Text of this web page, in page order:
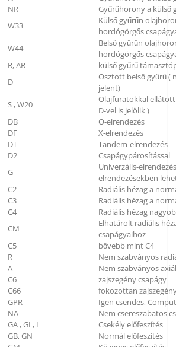
NR
Gyűrűhorony a külső
W33
Külső gyűrűn
hordógörgős
W44
Belső gyűrűn
hordógörgős
R, AR
külső gyűrű
D
Osztott belső gyűrű (
jelent)
S , W20
Olajfuratokkal
D-vel is jelölik )
DB
O-elrendezés
DF
X-elrendezés
DT
Tandem-elrendezés
D2
Csapágypárosítással
G
Univerzális-
elrendezésekben
C2
Radiális hézag a
C3
Radiális hézag a
C4
Radiális hézag
CM
Elhatárolt radiális
csapágyaihoz
C5
bővebb mint C4
R
Nem szabványos
A
Nem szabványos
C6
zajszegény csapágy
C66
fokozottan
GPR
Igen csendes,
NA
Nem csereszabatos
GA , GL, L
Csekély előfeszítés
GB, GN
Normál előfeszítés